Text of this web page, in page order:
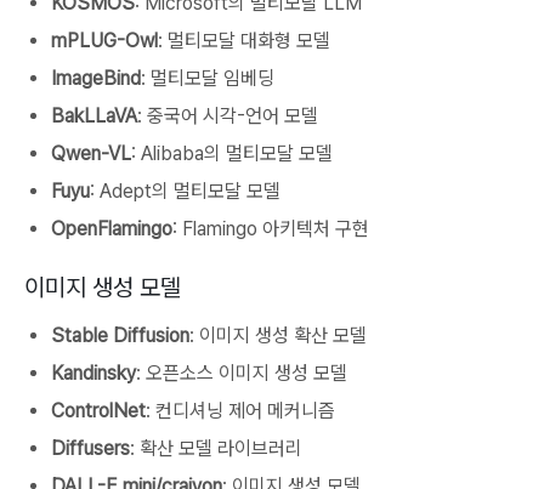
mPLUG-Owl: 멀티모달 대화형 모델
ImageBind: 멀티모달 임베딩
BakLLaVA: 중국어 시각-언어 모델
Qwen-VL: Alibaba의 멀티모달 모델
Fuyu: Adept의 멀티모달 모델
OpenFlamingo: Flamingo 아키텍처 구현
이미지 생성 모델
Stable Diffusion: 이미지 생성 확산 모델
Kandinsky: 오픈소스 이미지 생성 모델
ControlNet: 컨디셔닝 제어 메커니즘
Diffusers: 확산 모델 라이브러리